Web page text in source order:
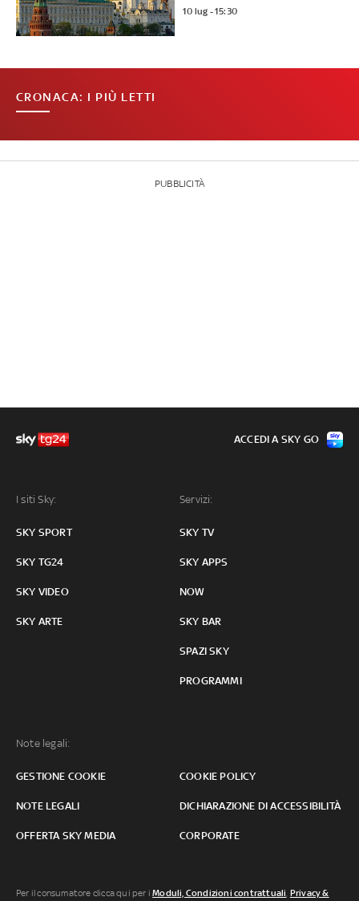
10 lug - 15:30
CRONACA: I PIÙ LETTI
PUBBLICITÀ
I siti Sky:
SKY SPORT
SKY TG24
SKY VIDEO
SKY ARTE
Servizi:
SKY TV
SKY APPS
NOW
SKY BAR
SPAZI SKY
PROGRAMMI
Note legali:
GESTIONE COOKIE COOKIE POLICY
NOTE LEGALI DICHIARAZIONE DI ACCESSIBILITÀ
OFFERTA SKY MEDIA CORPORATE
ACCEDI A SKY GO
Per il consumatore clicca qui per iModuli, Condizioni contrattuali, Privacy &